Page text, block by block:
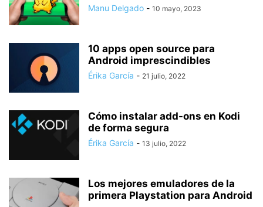
Manu Delgado - 10 mayo, 2023
10 apps open source para
Android imprescindibles
Érika García - 21 julio, 2022
Cómo instalar add-ons en Kodi
de forma segura
Érika García - 13 julio, 2022
Los mejores emuladores de la
primera Playstation para Android